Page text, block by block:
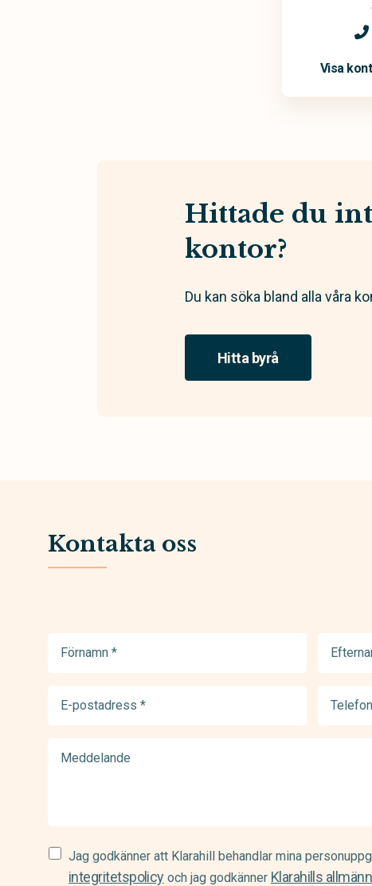
Visa
Hittade du
kontor?
Du kan söka bland alla våra
Hitta byrå
Kontakta oss
postadress
Samtycke
(Required)
Jag godkänner att Klarahill behandlar mina
integritetspolicyoch jag godkänner Klarahills